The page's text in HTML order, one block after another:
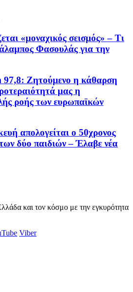
«μοναχικός σεισμός» – Τι
Φασουλάς για την
97,8: Ζητούμενο η κάθαρση
μας η
ροής των ευρωπαϊκών
απολογείται ο 50χρονος
δύο παιδιών – Έλαβε νέα
και τον κόσμο με την εγκυρότητα
Viber